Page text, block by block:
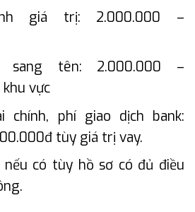
giá trị: 2.000.000 –
sang tên: 2.000.000 –
vực
chính, phí giao dịch bank:
tùy giá trị vay.
có tùy hồ sơ có đủ điều